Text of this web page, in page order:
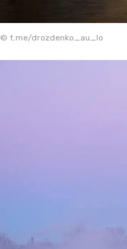
© t.me/drozdenko_au_lo